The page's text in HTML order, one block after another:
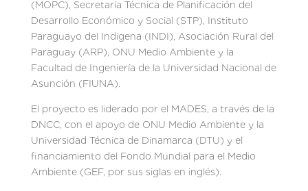
(MOPC), Secretaría Técnica de Planificación del
Desarrollo Económico y Social (STP), Instituto
Paraguayo del Indígena (INDI), Asociación Rural del
Paraguay (ARP), ONU Medio Ambiente y la
Facultad de Ingeniería de la Universidad Nacional de
Asunción (FIUNA).
El proyecto es liderado por el MADES, a través de la
DNCC, con el apoyo de ONU Medio Ambiente y la
Universidad Técnica de Dinamarca (DTU) y el
financiamiento del Fondo Mundial para el Medio
Ambiente (GEF, por sus siglas en inglés).